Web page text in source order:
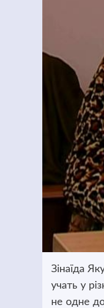
Зінаїда
учать у
не одне